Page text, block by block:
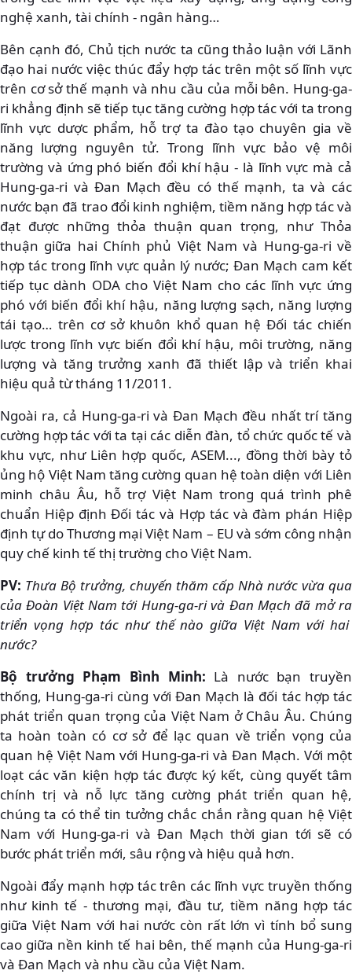
nghệ xanh, tài chính - ngân hàng…
Bên cạnh đó, Chủ tịch nước ta cũng thảo luận với Lãnh
đạo hai nước việc thúc đẩy hợp tác trên một số lĩnh vực
trên cơ sở thế mạnh và nhu cầu của mỗi bên. Hung-ga-
ri khẳng định sẽ tiếp tục tăng cường hợp tác với ta trong
lĩnh vực dược phẩm, hỗ trợ ta đào tạo chuyên gia về
năng lượng nguyên tử. Trong lĩnh vực bảo vệ môi
trường và ứng phó biến đổi khí hậu - là lĩnh vực mà cả
Hung-ga-ri và Đan Mạch đều có thế mạnh, ta và các
nước bạn đã trao đổi kinh nghiệm, tiềm năng hợp tác và
đạt được những thỏa thuận quan trọng, như Thỏa
thuận giữa hai Chính phủ Việt Nam và Hung-ga-ri về
hợp tác trong lĩnh vực quản lý nước; Đan Mạch cam kết
tiếp tục dành ODA cho Việt Nam cho các lĩnh vực ứng
phó với biến đổi khí hậu, năng lượng sạch, năng lượng
tái tạo… trên cơ sở khuôn khổ quan hệ Đối tác chiến
lược trong lĩnh vực biến đổi khí hậu, môi trường, năng
lượng và tăng trưởng xanh đã thiết lập và triển khai
hiệu quả từ tháng 11/2011.
Ngoài ra, cả Hung-ga-ri và Đan Mạch đều nhất trí tăng
cường hợp tác với ta tại các diễn đàn, tổ chức quốc tế và
khu vực, như Liên hợp quốc, ASEM..., đồng thời bày tỏ
ủng hộ Việt Nam tăng cường quan hệ toàn diện với Liên
minh châu Âu, hỗ trợ Việt Nam trong quá trình phê
chuẩn Hiệp định Đối tác và Hợp tác và đàm phán Hiệp
định tự do Thương mại Việt Nam – EU và sớm công nhận
quy chế kinh tế thị trường cho Việt Nam.
PV: Thưa Bộ trưởng, chuyến thăm cấp Nhà nước vừa qua
của Đoàn Việt Nam tới Hung-ga-ri và Đan Mạch đã mở ra
triển vọng hợp tác như thế nào giữa Việt Nam với hai
nước?
Bộ trưởng Phạm Bình Minh: Là nước bạn truyền
thống, Hung-ga-ri cùng với Đan Mạch là đối tác hợp tác
phát triển quan trọng của Việt Nam ở Châu Âu. Chúng
ta hoàn toàn có cơ sở để lạc quan về triển vọng của
quan hệ Việt Nam với Hung-ga-ri và Đan Mạch. Với một
loạt các văn kiện hợp tác được ký kết, cùng quyết tâm
chính trị và nỗ lực tăng cường phát triển quan hệ,
chúng ta có thể tin tưởng chắc chắn rằng quan hệ Việt
Nam với Hung-ga-ri và Đan Mạch thời gian tới sẽ có
bước phát triển mới, sâu rộng và hiệu quả hơn.
Ngoài đẩy mạnh hợp tác trên các lĩnh vực truyền thống
như kinh tế - thương mại, đầu tư, tiềm năng hợp tác
giữa Việt Nam với hai nước còn rất lớn vì tính bổ sung
cao giữa nền kinh tế hai bên, thế mạnh của Hung-ga-ri
và Đan Mạch và nhu cầu của Việt Nam.